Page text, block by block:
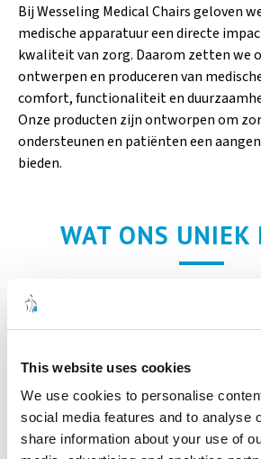
This website uses cookies
We use cookies to personalise
social media features and to analyse
share information about your use of
Bij Wesseling Medical Chairs geloven
medische apparatuur een directe
kwaliteit van zorg. Daarom zetten we
ontwerpen en produceren van
comfort, functionaliteit en
Onze producten zijn ontworpen om
ondersteunen en patiënten een
bieden.
WAT ONS UNIEK
Innovatie en Maatwerk:Elk product
bieden oplossingen op maat die
behoeften van onze klanten.
Kwaliteit en Duurzaamheid: Onze
worden vervaardigd met